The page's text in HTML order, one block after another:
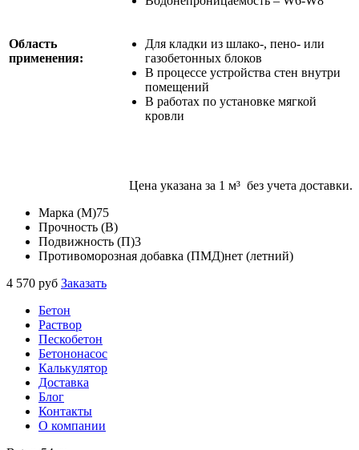
Область
применения:
Для кладки из шлако-, пено- или
газобетонных блоков
В процессе устройства стен внутри
помещений
В работах по установке мягкой
кровли
Цена указана за 1 м³ без учета доставки.
Марка (M)75
Прочность (B)
Подвижность (П)3
Противоморозная добавка (ПМД)нет (летний)
4 570 руб Заказать
Бетон
Раствор
Пескобетон
Бетононасос
Калькулятор
Доставка
Блог
Контакты
О компании